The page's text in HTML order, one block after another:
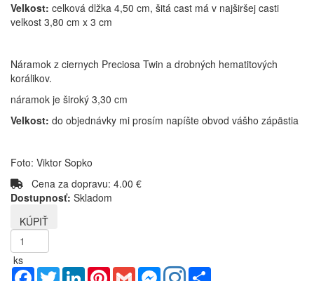
Velkost: celková dlžka 4,50 cm, šitá cast má v najširšej casti
velkost 3,80 cm x 3 cm
Náramok z ciernych Preciosa Twin a drobných hematitových
korálikov.
náramok je široký 3,30 cm
Velkost: do objednávky mi prosím napíšte obvod vášho zápästia
Foto: Viktor Sopko
Cena za dopravu: 4.00 €
Dostupnosť: Skladom
ks
Facebook
TwitterLinkedInPinterestGmail Messenger